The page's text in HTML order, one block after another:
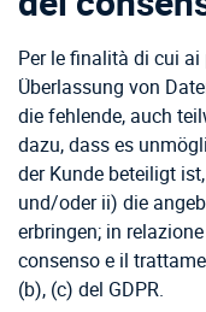
Per le finalità di cui
Überlassung von
die fehlende, auch
dazu, dass es
der Kunde beteiligt
und/oder ii) die
erbringen; in
consenso e il
(b), (c) del GDPR.